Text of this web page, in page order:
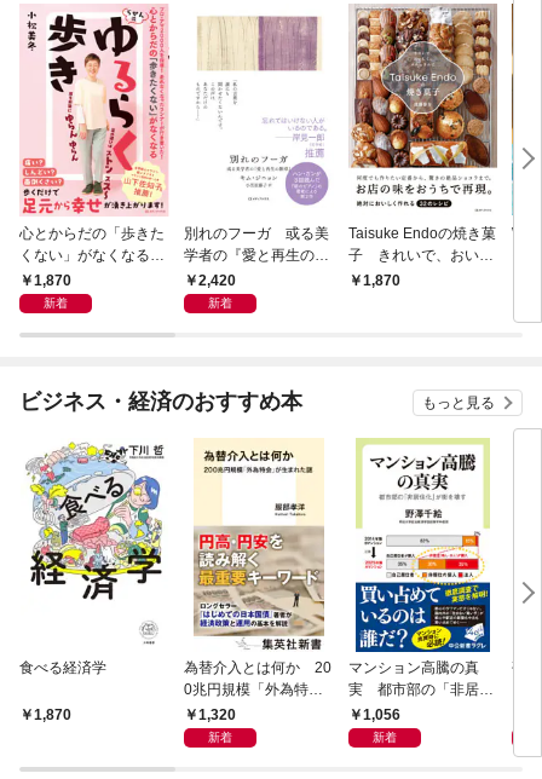
心とからだの「歩きた
くない」がなくなる
らせん流 ゆるらく歩
き
1,870
新着
別れのフーガ 或る美
学者の『愛と再生の断
章』2,420
新着
Taisuke Endoの焼き菓
子 きれいで、おいし
く、ナチュラルに
1,870
ビジネス・経済のおすすめ本 もっと見る
食べる経済学
1,870
為替介入とは何か 20
0兆円規模「外為特
会」が生まれた謎
1,320
新着
マンション高騰の真
実 都市部の「非居住
化」が街を壊す
1,056
新着
研